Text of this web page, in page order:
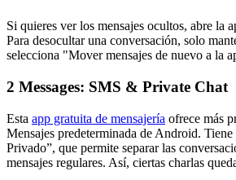
Si quieres ver los mensajes ocultos, abre la
Para desocultar una conversación, solo
selecciona "Mover mensajes de nuevo a la
2 Messages: SMS & Private Chat
Esta app gratuita de mensajería ofrece más
Mensajes predeterminada de Android.
Privado”, que permite separar las
mensajes regulares. Así, ciertas charlas